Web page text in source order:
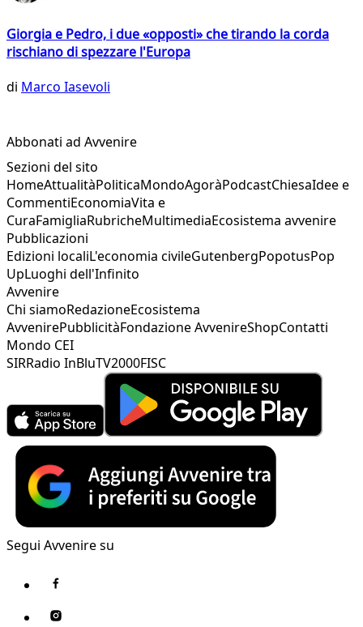
Giorgia e Pedro, i due «opposti» che tirando la corda
rischiano di spezzare l'Europa
di Marco Iasevoli
Abbonati ad Avvenire
Sezioni del sito
HomeAttualitàPoliticaMondoAgoràPodcastChiesaIdee e
CommentiEconomiaVita e
CuraFamigliaRubricheMultimediaEcosistema avvenire
Pubblicazioni
Edizioni localiL'economia civileGutenbergPopotusPop
UpLuoghi dell'Infinito
Avvenire
Chi siamoRedazioneEcosistema
AvvenirePubblicitàFondazione AvvenireShopContatti
Mondo CEI
SIRRadio InBluTV2000FISC
Segui Avvenire su